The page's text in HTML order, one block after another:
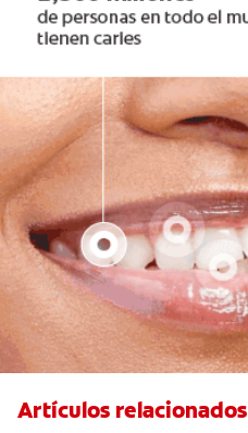
Artículos relacionados